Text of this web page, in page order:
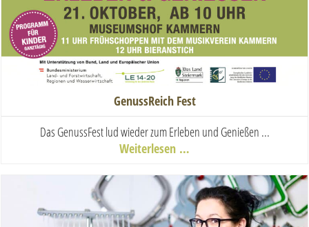
GenussReich Fest
Das GenussFest lud wieder zum Erleben und Genießen ...
Weiterlesen …